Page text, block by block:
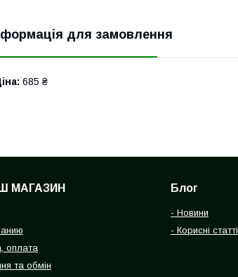
для замовлення
685 ₴
МАГАЗИН
оплата
та обмін
Блог
- Новини
- Корисні статті